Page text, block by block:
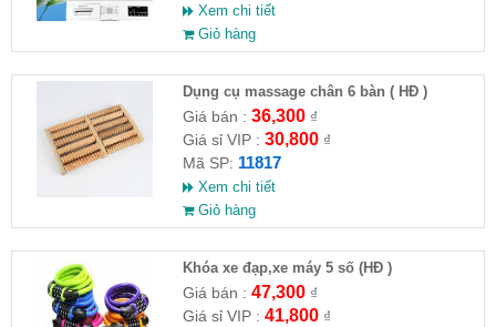
Xem chi tiết
Giỏ hàng
Dụng cụ massage chân 6 bàn ( HĐ )
Giá bán : 36,300₫
Giá sỉ VIP : 30,800₫
Mã SP: 11817
Xem chi tiết
Giỏ hàng
Khóa xe đạp,xe máy 5 số (HĐ )
Giá bán : 47,300₫
Giá sỉ VIP : 41,800₫